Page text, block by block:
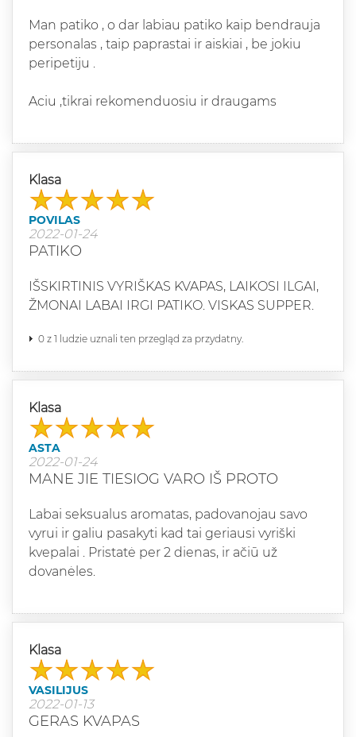
Man patiko , o dar labiau patiko kaip bendrauja
personalas , taip paprastai ir aiskiai , be jokiu
peripetiju .
Aciu ,tikrai rekomenduosiu ir draugams
Klasa
POVILAS
2022-01-24
PATIKO
IŠSKIRTINIS VYRIŠKAS KVAPAS, LAIKOSI ILGAI,
ŽMONAI LABAI IRGI PATIKO. VISKAS SUPPER.
0 z 1 ludzie uznali ten przegląd za przydatny.
Klasa
ASTA
2022-01-24
MANE JIE TIESIOG VARO IŠ PROTO
Labai seksualus aromatas, padovanojau savo
vyrui ir galiu pasakyti kad tai geriausi vyriški
kvepalai . Pristatė per 2 dienas, ir ačiū už
dovanėles.
Klasa
VASILIJUS
2022-01-13
GERAS KVAPAS